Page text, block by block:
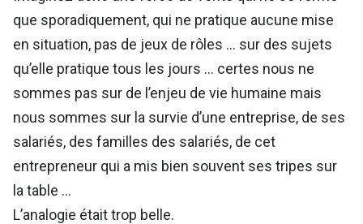
que sporadiquement, qui ne pratique aucune mise
en situation, pas de jeux de rôles … sur des sujets
qu’elle pratique tous les jours … certes nous ne
sommes pas sur de l’enjeu de vie humaine mais
nous sommes sur la survie d’une entreprise, de ses
salariés, des familles des salariés, de cet
entrepreneur qui a mis bien souvent ses tripes sur
la table …
L’analogie était trop belle.